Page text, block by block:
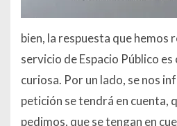
bien, la respuesta que hemos
servicio de Espacio Público
curiosa. Por un lado, se nos
petición se tendrá en cuenta,
pedimos, que se tengan en